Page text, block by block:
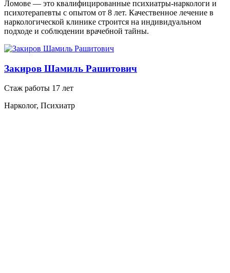
Ломове — это квалифицированные психиатры-наркологи и
психотерапевты с опытом от 8 лет. Качественное лечение в
наркологической клинике строится на индивидуальном
подходе и соблюдении врачебной тайны.
Закиров Шамиль Рашитович
Стаж работы 17 лет
Нарколог, Психиатр